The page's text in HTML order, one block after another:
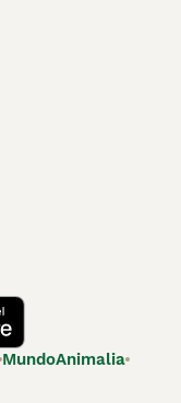
MundoAnimalia